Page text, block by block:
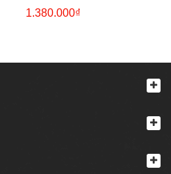
hãng
1.380.000₫